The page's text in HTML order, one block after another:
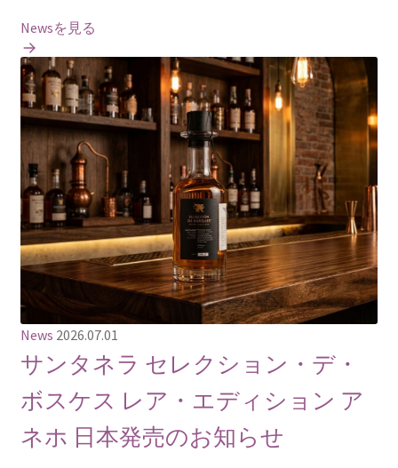
Newsを見る
News 2026.07.01
サンタネラ セレクション・デ・
ボスケス レア・エディション ア
ネホ 日本発売のお知らせ